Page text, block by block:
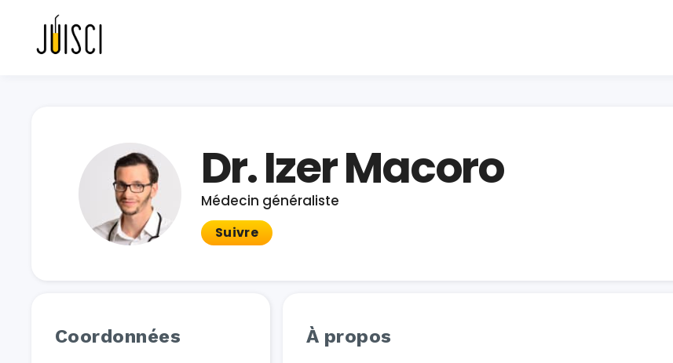
Dr. Izer Macoro
Médecin généraliste
Suivre
Coordonnées À propos